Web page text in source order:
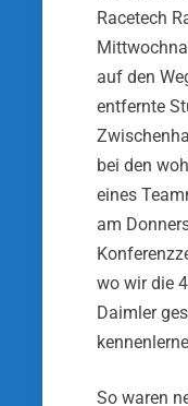
Racetech
auf den
entfernte
bei den
eines
am
wo wir die
Daim­ler
So waren